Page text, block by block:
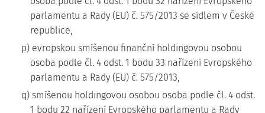
parlamentu a Rady (EU) č. 575/2013 se sídlem v České
republice,
p) evropskou smíšenou finanční holdingovou osobou
osoba podle čl. 4 odst. 1 bodu 33 nařízení Evropského
parlamentu a Rady (EU) č. 575/2013,
q) smíšenou holdingovou osobou osoba podle čl. 4 odst.
1 bodu 22 nařízení Evropského parlamentu a Rady